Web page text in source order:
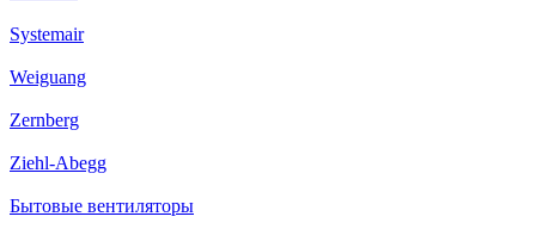
Systemair
Weiguang
Zernberg
Ziehl-Abegg
Бытовые вентиляторы